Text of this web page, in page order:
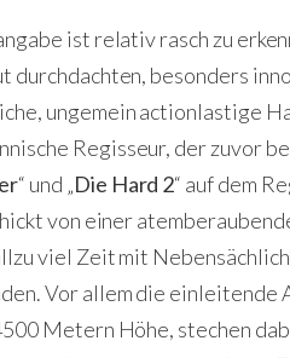
ist relativ rasch zu
durchdachten, besonders
ungemein actionlastige
Regisseur, der zuvor
“ und „Die Hard 2“ auf dem
von einer
viel Zeit mit
Vor allem die einleitende
Metern Höhe, stechen